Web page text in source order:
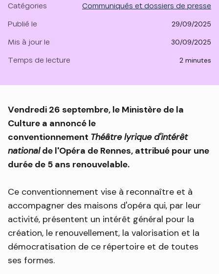
Catégories Communiqués et dossiers de presse
Publié le 29/09/2025
Mis à jour le 30/09/2025
Temps de lecture 2 minutes
Vendredi 26 septembre, le Ministère de la
Culture a annoncé le
conventionnement Théâtre lyrique d'intérêt
nationalde l'Opéra de Rennes, attribué pour une
durée de 5 ans renouvelable.
Ce conventionnement vise à reconnaître et à
accompagner des maisons d'opéra qui, par leur
activité, présentent un intérêt général pour la
création, le renouvellement, la valorisation et la
démocratisation de ce répertoire et de toutes
ses formes.